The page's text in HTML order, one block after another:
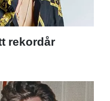
rekordår